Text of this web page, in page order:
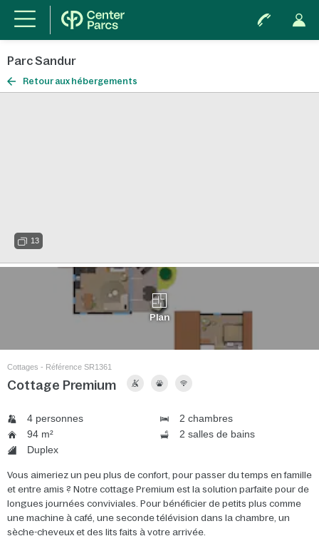
Parc Sandur
Retour aux hébergements
13
Plan
Cottages - Référence SR1361
Cottage Premium
4 personnes
2 chambres
94 m²
2 salles de bains
Duplex
Vous aimeriez un peu plus de confort, pour passer du temps en famille
et entre amis ? Notre cottage Premium est la solution parfaite pour de
longues journées conviviales. Pour bénéficier de petits plus comme
une machine à café, une seconde télévision dans la chambre, un
sèche-cheveux et des lits faits à votre arrivée.